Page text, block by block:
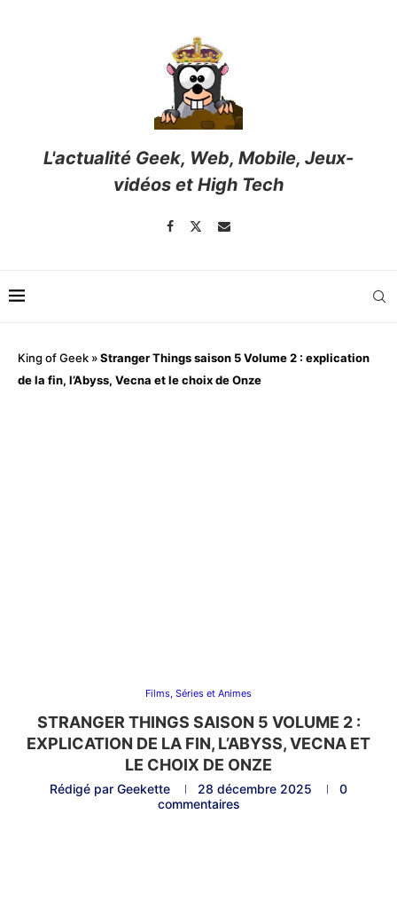
L'actualité Geek, Web, Mobile, Jeux-
vidéos et High Tech
King of Geek »Stranger Things saison 5 Volume 2 : explication
de la fin, l’Abyss, Vecna et le choix de Onze
Films, Séries et Animes
STRANGER THINGS SAISON 5 VOLUME 2 :
EXPLICATION DE LA FIN, L’ABYSS, VECNA ET
LE CHOIX DE ONZE
Rédigé par Geekette 28 décembre 2025
0
commentaires